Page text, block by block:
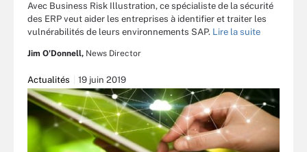
Avec Business Risk Illustration, ce spécialiste de la sécurité
des ERP veut aider les entreprises à identifier et traiter les
vulnérabilités de leurs environnements SAP. Lire la suite
Jim O'Donnell, News Director
Actualités 19 juin 2019